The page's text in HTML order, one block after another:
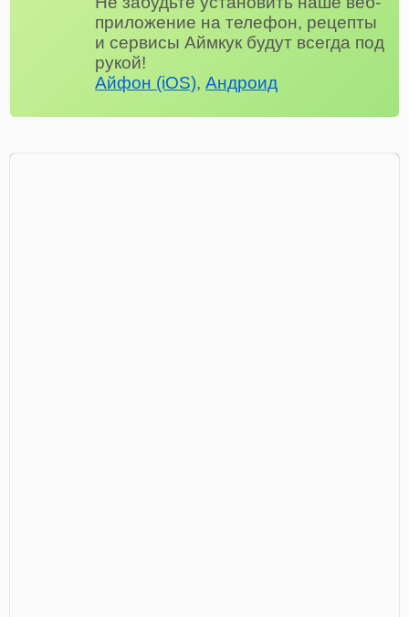
приложение на телефон, рецепты
и сервисы Аймкук будут всегда под
рукой!
Айфон (iOS),Андроид